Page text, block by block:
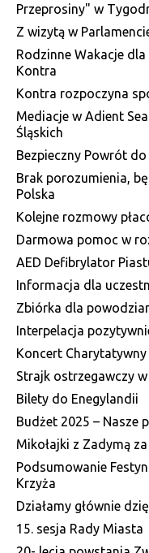
Przeprosiny" w
Z wizytą w
Rodzinne Wakacje
Kontra
Kontra rozpoczyna
Mediacje w Adient
Śląskich
Bezpieczny Powrót do
Brak porozumienia,
Polska
Kolejne rozmowy
Darmowa pomoc w
AED Defibrylator
Informacja dla
Zbiórka dla
Interpelacja
Koncert
Strajk ostrzegawczy
Bilety do Enegylandii
Budżet 2025 – Nasze
Mikołajki z Zadymą
Podsumowanie
Krzyża
Działamy głównie
15. sesja Rady Miasta